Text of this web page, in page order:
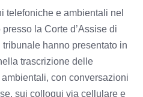
telefoniche e ambientali nel
la Corte d’Assise di
hanno presentato in
trascrizione delle
con conversazioni
sui colloqui via cellulare e